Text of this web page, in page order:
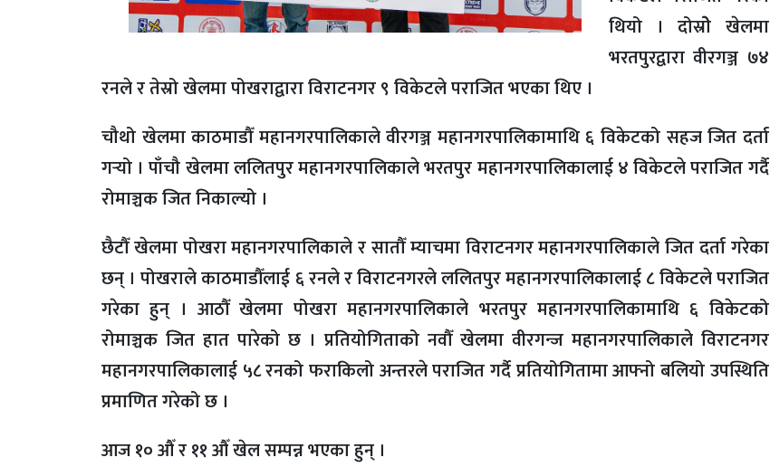
थियो । दोस्रोे खेलमा
भरतपुरद्वारा वीरगञ्ज ७४
रनले र तेस्रो खेलमा पोखराद्वारा विराटनगर ९ विकेटले पराजित भएका थिए ।
चौथो खेलमा काठमाडौँ महानगरपालिकाले वीरगञ्ज महानगरपालिकामाथि ६ विकेटको सहज जित दर्ता
गर्‍यो । पाँचौ खेलमा ललितपुर महानगरपालिकाले भरतपुर महानगरपालिकालाई ४ विकेटले पराजित गर्दै
रोमाञ्चक जित निकाल्यो ।
छैटौँ खेलमा पोखरा महानगरपालिकाले र सातौँ म्याचमा विराटनगर महानगरपालिकाले जित दर्ता गरेका
छन् । पोखराले काठमाडौँलाई ६ रनले र विराटनगरले ललितपुर महानगरपालिकालाई ८ विकेटले पराजित
गरेका हुन् । आठौँ खेलमा पोखरा महानगरपालिकाले भरतपुर महानगरपालिकामाथि ६ विकेटको
रोमाञ्चक जित हात पारेको छ । प्रतियोगिताको नवौँ खेलमा वीरगन्ज महानगरपालिकाले विराटनगर
महानगरपालिकालाई ५८ रनको फराकिलो अन्तरले पराजित गर्दै प्रतियोगितामा आफ्नो बलियो उपस्थिति
प्रमाणित गरेको छ ।
आज १० औँ र ११ औँ खेल सम्पन्न भएका हुन् ।